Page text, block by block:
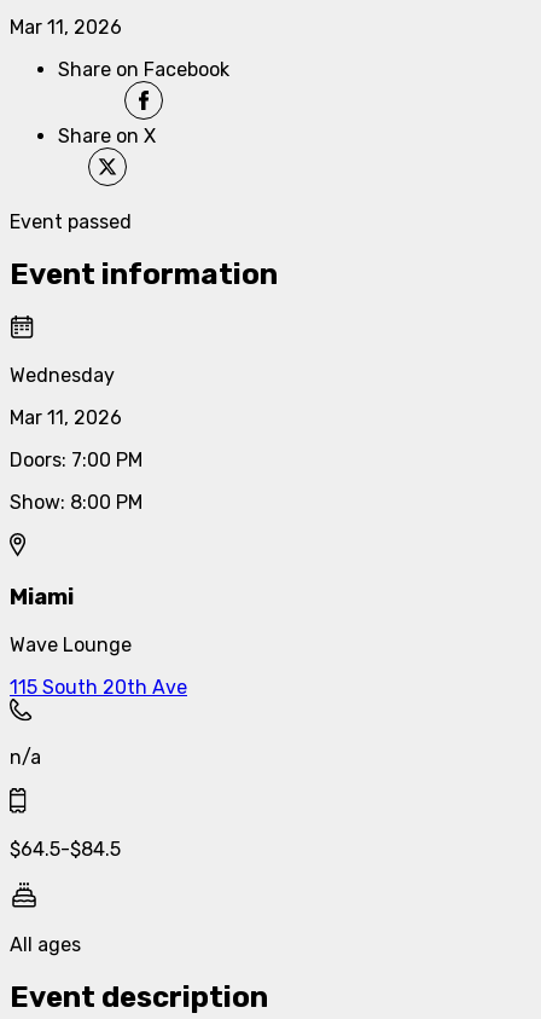
Mar 11, 2026
Share on Facebook
Share on X
Event passed
Event information
Wednesday
Mar 11, 2026
Doors: 7:00 PM
Show: 8:00 PM
Miami
Wave Lounge
115 South 20th Ave
n/a
$64.5-$84.5
All ages
Event description